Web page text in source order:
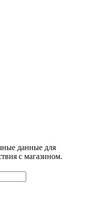
данные для
с магазином.